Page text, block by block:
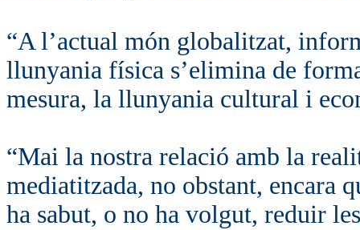
“A l’actual món globalitzat,
llunyania física s’elimina de
mesura, la llunyania cultural i
“Mai la nostra relació amb la
mediatitzada, no obstant, encara
ha sabut, o no ha volgut, reduir